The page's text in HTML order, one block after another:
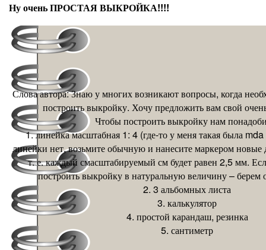
Ну очень ПРОСТАЯ ВЫКРОЙКА!!!!
Слова автора: Знаю у многих возникают вопросы, когда
построить выкройку. Хочу предложить вам свой
Чтобы построить выкройку нам
1. линейка масштабная 1: 4 (где-то у меня такая была
линейки нет, возьмите обычную и нанесите маркером
т. е. каждый смасштабируемый см будет равен 2,5 мм.
построить выкройку в натуральную величину –
2. 3 альбомных листа
3. калькулятор
4. простой карандаш, резинка
5. сантиметр